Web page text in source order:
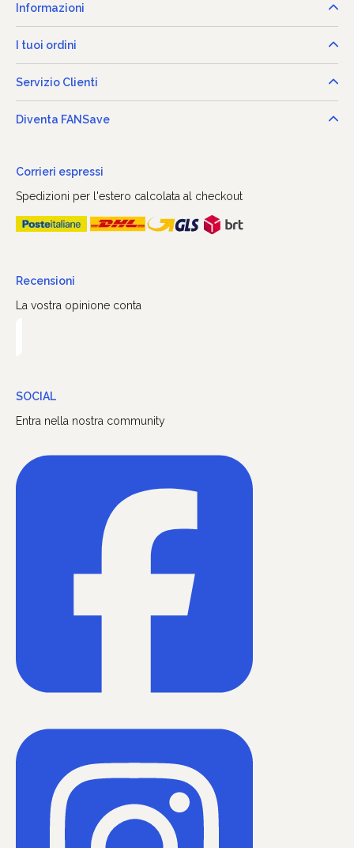
Informazioni
I tuoi ordini
Servizio Clienti
Diventa FANSave
Corrieri espressi
Spedizioni per l'estero calcolata al checkout
Recensioni
La vostra opinione conta
SOCIAL
Entra nella nostra community